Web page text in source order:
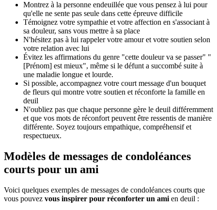
Montrez à la personne endeuillée que vous pensez à lui pour
qu'elle ne sente pas seule dans cette épreuve difficile
Témoignez votre sympathie et votre affection en s'associant à
sa douleur, sans vous mettre à sa place
N'hésitez pas à lui rappeler votre amour et votre soutien selon
votre relation avec lui
Évitez les affirmations du genre "cette douleur va se passer" "
[Prénom] est mieux", même si le défunt a succombé suite à
une maladie longue et lourde.
Si possible, accompagnez votre court message d'un bouquet
de fleurs qui montre votre soutien et réconforte la famille en
deuil
N'oubliez pas que chaque personne gère le deuil différemment
et que vos mots de réconfort peuvent être ressentis de manière
différente. Soyez toujours empathique, compréhensif et
respectueux.
Modèles de messages de condoléances
courts pour un ami
Voici quelques exemples de messages de condoléances courts que
vous pouvez vous inspirer pour réconforter un ami en deuil :